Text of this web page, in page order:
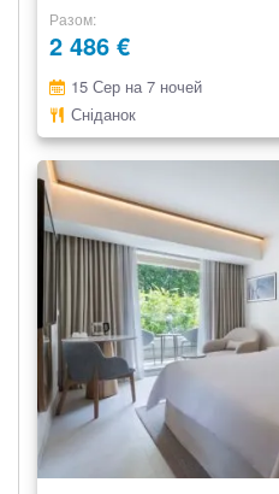
Разом
2 486 €
15 Сер на 7 ночей
Сніданок